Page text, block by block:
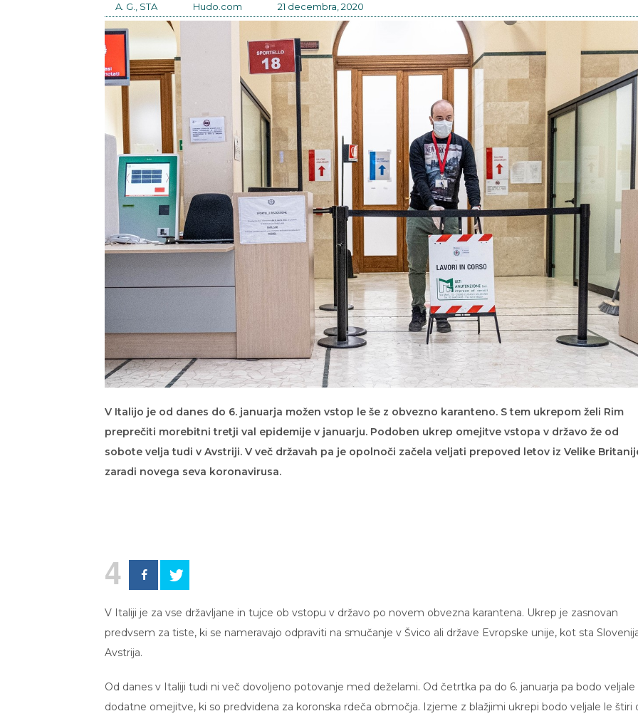
A. G., STA Hudo.com 21 decembra, 2020
V Italijo je od danes do 6. januarja možen vstop le še z obvezno karanteno. S tem ukrepom želi Rim
preprečiti morebitni tretji val epidemije v januarju. Podoben ukrep omejitve vstopa v državo že od
sobote velja tudi v Avstriji. V več državah pa je opolnoči začela veljati prepoved letov iz Velike
zaradi novega seva koronavirusa.
4
V Italiji je za vse državljane in tujce ob vstopu v državo po novem obvezna karantena. Ukrep je zasnovan
predvsem za tiste, ki se nameravajo odpraviti na smučanje v Švico ali države Evropske unije, kot sta
Avstrija.
Od danes v Italiji tudi ni več dovoljeno potovanje med deželami. Od četrtka pa do 6. januarja pa bodo veljale
dodatne omejitve, ki so predvidena za koronska rdeča območja. Izjeme z blažjimi ukrepi bodo veljale le štiri